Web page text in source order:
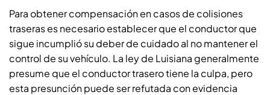
Para obtener compensación en casos de colisiones
traseras es necesario establecer que el conductor que
sigue incumplió su deber de cuidado al no mantener el
control de su vehículo. La ley de Luisiana generalmente
presume que el conductor trasero tiene la culpa, pero
esta presunción puede ser refutada con evidencia